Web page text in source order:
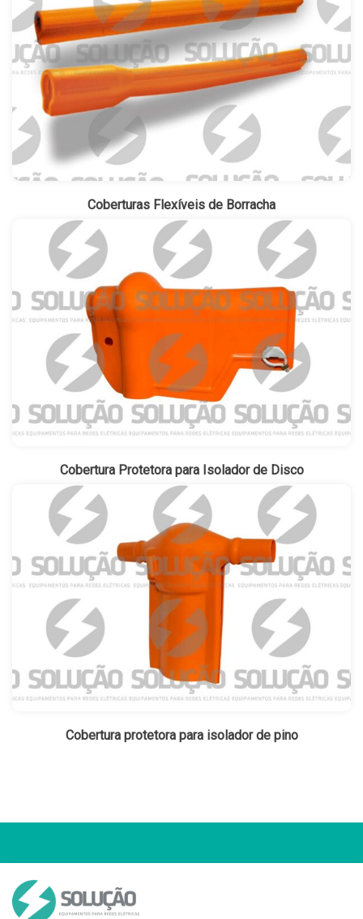
Coberturas Flexíveis de Borracha
Cobertura Protetora para Isolador de Disco
Cobertura protetora para isolador de pino